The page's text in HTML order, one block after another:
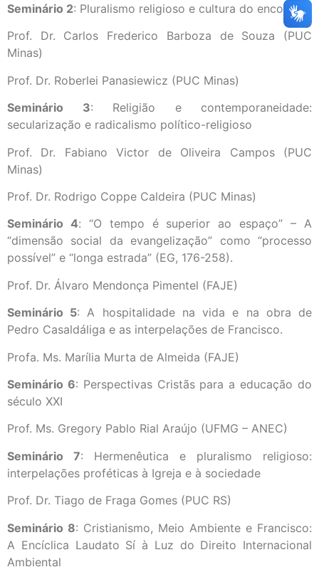
Seminário 2: Pluralismo religioso e cultura do encontro
Prof. Dr. Carlos Frederico Barboza de Souza (PUC
Minas)
Prof. Dr. Roberlei Panasiewicz (PUC Minas)
Seminário 3: Religião e contemporaneidade:
secularização e radicalismo político-religioso
Prof. Dr. Fabiano Victor de Oliveira Campos (PUC
Minas)
Prof. Dr. Rodrigo Coppe Caldeira (PUC Minas)
Seminário 4: “O tempo é superior ao espaço” – A
“dimensão social da evangelização” como “processo
possível” e “longa estrada” (EG, 176-258).
Prof. Dr. Álvaro Mendonça Pimentel (FAJE)
Seminário 5: A hospitalidade na vida e na obra de
Pedro Casaldáliga e as interpelações de Francisco.
Profa. Ms. Marília Murta de Almeida (FAJE)
Seminário 6: Perspectivas Cristãs para a educação do
século XXI
Prof. Ms. Gregory Pablo Rial Araújo (UFMG – ANEC)
Seminário 7: Hermenêutica e pluralismo religioso:
interpelações proféticas à Igreja e à sociedade
Prof. Dr. Tiago de Fraga Gomes (PUC RS)
Seminário 8: Cristianismo, Meio Ambiente e Francisco:
A Encíclica Laudato Sí à Luz do Direito Internacional
Ambiental